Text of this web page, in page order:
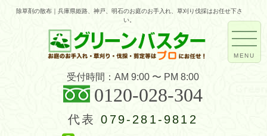
除草剤の散布｜兵庫県姫路、神戸、明石のお庭のお手入れ、草刈り伐採はお任せ下さ
い。
受付時間：AM 9:00 〜 PM 8:00
0120-028-304
代表079-281-9812
MENU